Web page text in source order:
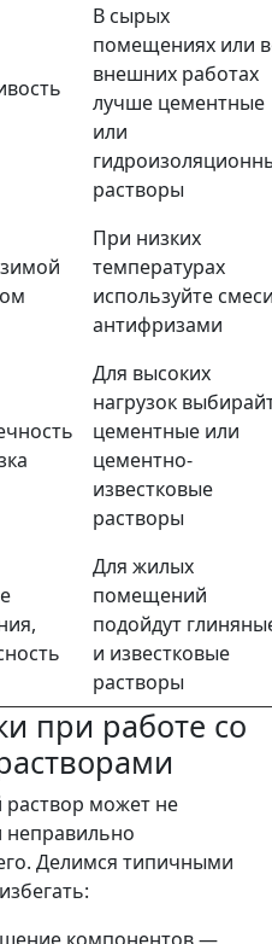
В сырых
помещениях или
внешних работах
лучше цементные
или
растворы
При низких
температурах
используйте
антифризами
Для высоких
нагрузок
цементные или
цементно-
известковые
растворы
Для жилых
помещений
подойдут
и известковые
растворы
при работе со
может не
неправильно
Делимся типичными